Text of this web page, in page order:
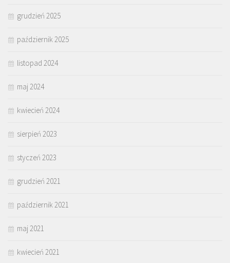
grudzień 2025
październik 2025
listopad 2024
maj 2024
kwiecień 2024
sierpień 2023
styczeń 2023
grudzień 2021
październik 2021
maj 2021
kwiecień 2021